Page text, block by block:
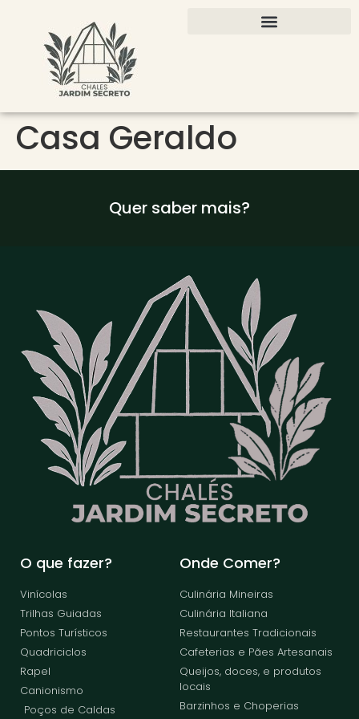
Casa Geraldo
Quer saber mais?
O que fazer?
Vinícolas
Trilhas Guiadas
Pontos Turísticos
Quadriciclos
Rapel
Canionismo
Poços de Caldas
Onde Comer?
Culinária Mineiras
Culinária Italiana
Restaurantes Tradicionais
Cafeterias e Pães Artesanais
Queijos, doces, e produtos
locais
Barzinhos e Choperias